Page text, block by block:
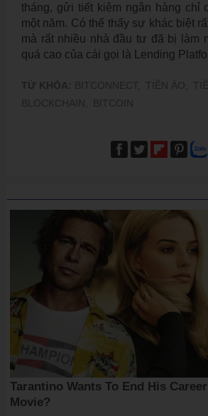
tháng, gửi tiết kiệm ngân hàng chỉ
một năm. Có thể thấy sự khác biệt
mà rất nhiều nhà đầu tư đã bị làm
quá cao của cái gọi là Lending
TỪ KHÓA: BITCONNECT, TIỀN ẢO,
BLOCKCHAIN,
BITCOIN